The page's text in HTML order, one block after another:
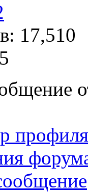
17,510
профиля